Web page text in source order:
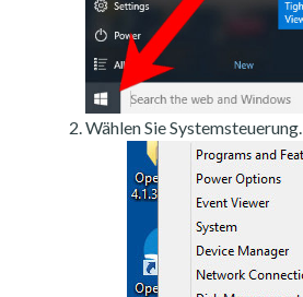
Wählen Sie Systemsteuerung.